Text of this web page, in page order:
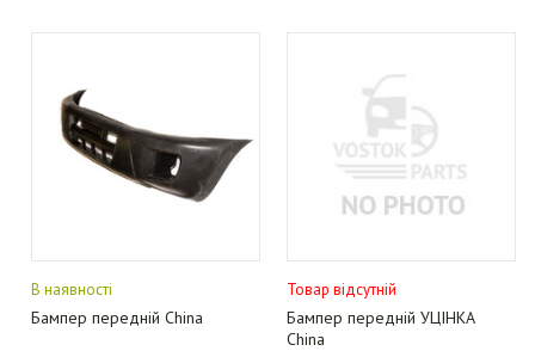
В наявності
Бампер передній China
Товар відсутній
Бампер передній УЦІНКА
China